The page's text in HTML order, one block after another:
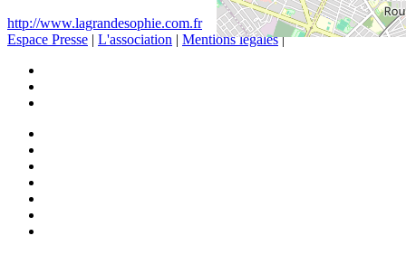
http://www.lagrandesophie.com.fr
Espace Presse | L'association | Mentions légales|